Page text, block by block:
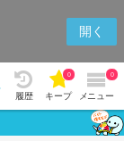
開く
履歴 キープ
0
メニュー
0